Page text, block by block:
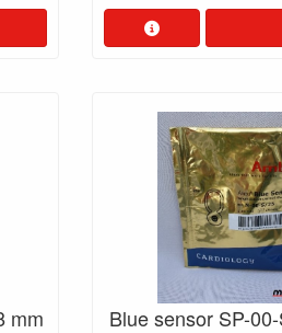
mm Blue sensor SP-